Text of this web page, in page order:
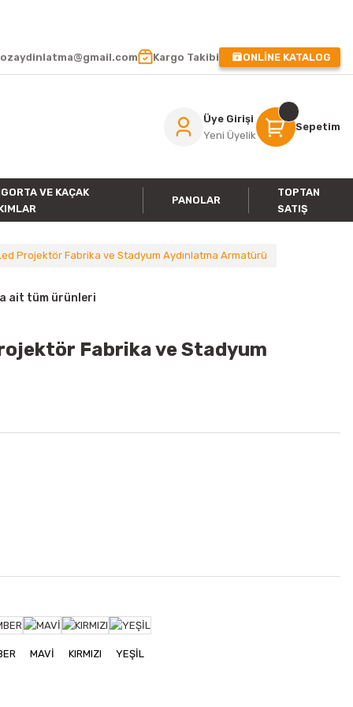
Kargo Takibi ONLİNE KATALOG
Üye Girişi
Yeni Üyelik
Sepetim
VE KAÇAK
PANOLAR
TOPTAN
SATIŞ
Projektör Fabrika ve Stadyum Aydınlatma Armatürü
ait tüm ürünleri
Fabrika ve Stadyum